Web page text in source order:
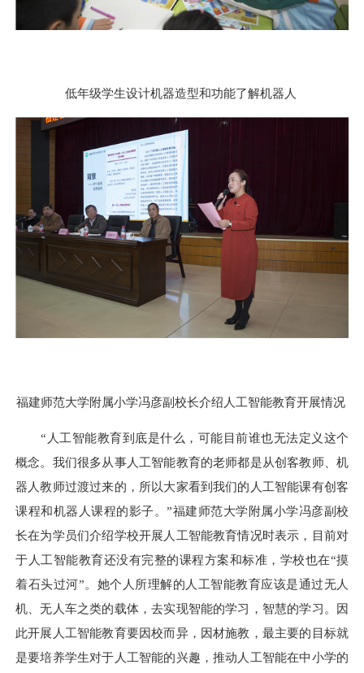
低年级学生设计机器造型和功能了解机器人
福建师范大学附属小学冯彦副校长介绍人工智能教育开展情况
“人工智能教育到底是什么，可能目前谁也无法定义这个
概念。我们很多从事人工智能教育的老师都是从创客教师、机
器人教师过渡过来的，所以大家看到我们的人工智能课有创客
课程和机器人课程的影子。”福建师范大学附属小学冯彦副校
长在为学员们介绍学校开展人工智能教育情况时表示，目前对
于人工智能教育还没有完整的课程方案和标准，学校也在“摸
着石头过河”。她个人所理解的人工智能教育应该是通过无人
机、无人车之类的载体，去实现智能的学习，智慧的学习。因
此开展人工智能教育要因校而异，因材施教，最主要的目标就
是要培养学生对于人工智能的兴趣，推动人工智能在中小学的